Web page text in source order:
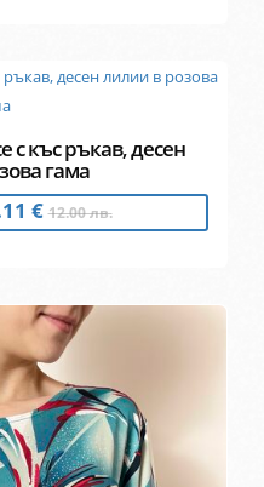
с къс ръкав, десен
гама
€12.00 лв.